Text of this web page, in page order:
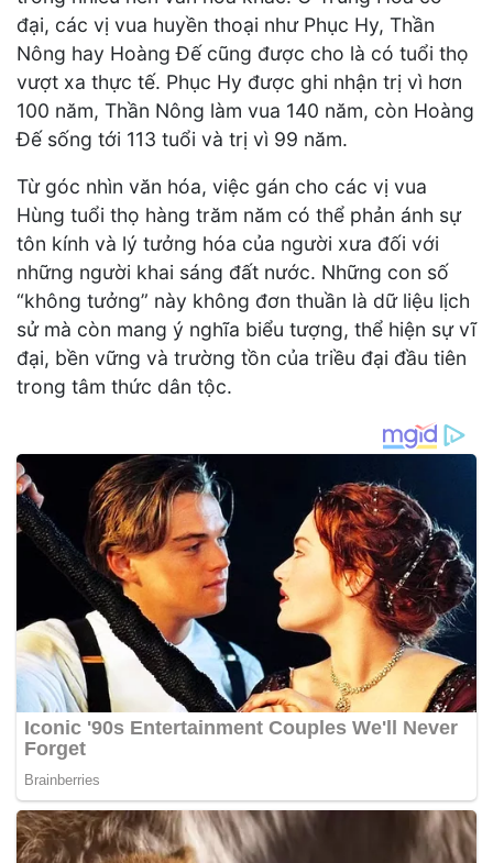
đại, các vị vua huyền thoại như Phục Hy, Thần
Nông hay Hoàng Đế cũng được cho là có tuổi thọ
vượt xa thực tế. Phục Hy được ghi nhận trị vì hơn
100 năm, Thần Nông làm vua 140 năm, còn Hoàng
Đế sống tới 113 tuổi và trị vì 99 năm.
Từ góc nhìn văn hóa, việc gán cho các vị vua
Hùng tuổi thọ hàng trăm năm có thể phản ánh sự
tôn kính và lý tưởng hóa của người xưa đối với
những người khai sáng đất nước. Những con số
“không tưởng” này không đơn thuần là dữ liệu lịch
sử mà còn mang ý nghĩa biểu tượng, thể hiện sự vĩ
đại, bền vững và trường tồn của triều đại đầu tiên
trong tâm thức dân tộc.